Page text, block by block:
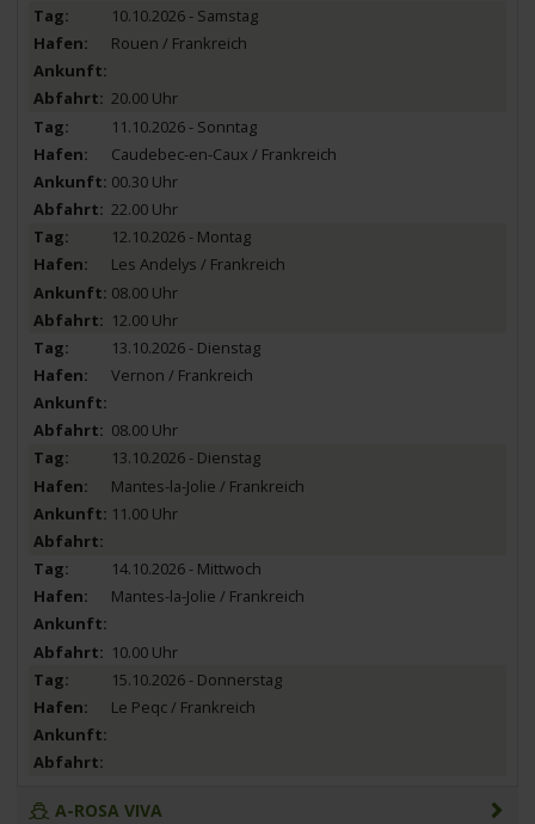
10.10.2026 - Samstag
Rouen / Frankreich
20.00 Uhr
11.10.2026 - Sonntag
Caudebec-en-Caux / Frankreich
00.30 Uhr
22.00 Uhr
12.10.2026 - Montag
Les Andelys / Frankreich
08.00 Uhr
12.00 Uhr
13.10.2026 - Dienstag
Vernon / Frankreich
08.00 Uhr
13.10.2026 - Dienstag
Mantes-la-Jolie / Frankreich
11.00 Uhr
14.10.2026 - Mittwoch
Mantes-la-Jolie / Frankreich
10.00 Uhr
15.10.2026 - Donnerstag
Le Peqc / Frankreich
A-ROSA VIVA